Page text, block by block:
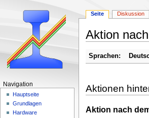
Aktion
Zur
Navigation
Zur
Suche
Sprachen:
Aktionen
Aktion nach
N
Seite Diskussion
Navigation
Hauptseite
Grundlagen
Hardware